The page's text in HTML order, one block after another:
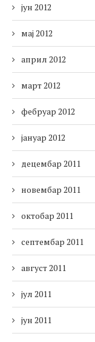
јун 2012
мај 2012
април 2012
март 2012
фебруар 2012
јануар 2012
децембар 2011
новембар 2011
октобар 2011
септембар 2011
август 2011
јул 2011
јун 2011